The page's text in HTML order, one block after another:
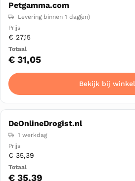
Petgamma.com
Levering binnen 1 dag(en)
€ 27,15
€ 31,05
Bekijk bij winkel
DeOnlineDrogist.nl
1 werkdag
€ 35,39
€ 35,39